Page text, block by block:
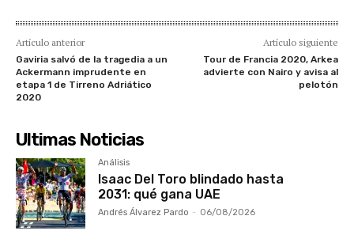
Artículo anterior
Gaviria salvó de la tragedia a un
Ackermann imprudente en
etapa 1 de Tirreno Adriático
2020
Artículo siguiente
Tour de Francia 2020, Arkea
advierte con Nairo y avisa al
pelotón
Ultimas Noticias
Análisis
Isaac Del Toro blindado hasta
2031: qué gana UAE
Andrés Álvarez Pardo - 06/08/2026